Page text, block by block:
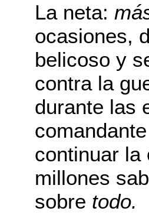
La neta:
ocasiones,
belicoso y
contra la
durante las
continuar la
millones
sobre todo.